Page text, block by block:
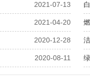
2021-07-13
2021-04-20
2020-12-28
2020-08-11